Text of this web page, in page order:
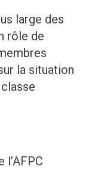
large des
rôle de
la situation
l’AFPC